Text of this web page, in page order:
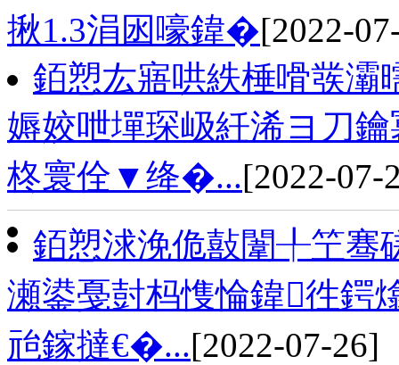
揪1.3涓囦嚎鍏�[2022-
銆愬厷寤哄紩棰嗗彂灞
媷姣呭墠琛岋紝浠ヨ刀
柊寰佺▼绛�...[2022-07-
銆愬浗浼佹敼闈╀笁骞
瀬鍙戞尌杩愯惀鍏徃鍔
兘鎵撻€�...[2022-07-26]